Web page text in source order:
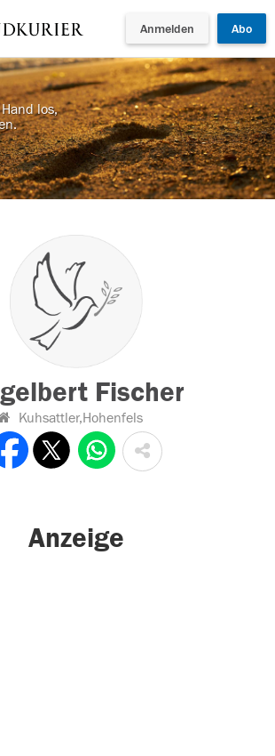
Anmelden Abo
los,
Fischer
Kuhsattler,Hohenfels
Anzeige